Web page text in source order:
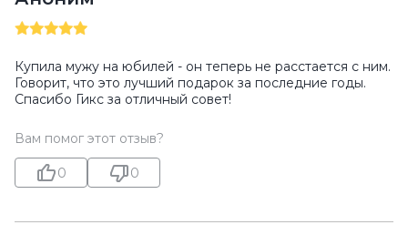
Купила мужу на юбилей - он теперь не расстается с ним.
Говорит, что это лучший подарок за последние годы.
Спасибо Гикс за отличный совет!
Вам помог этот отзыв?
0 0